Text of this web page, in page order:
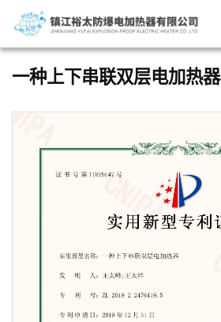
一种上下串联双层电加热器